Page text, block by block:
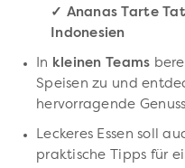
✓ Ananas Tarte
Indonesien
In kleinen Teams
Speisen zu und
hervorragende
Leckeres Essen soll
praktische Tipps für